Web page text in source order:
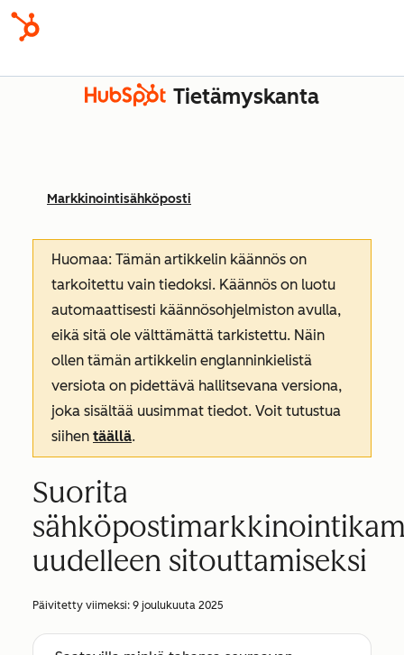
Tietämyskanta
Markkinointisähköposti
Huomaa: Tämän artikkelin käännös on
tarkoitettu vain tiedoksi. Käännös on luotu
automaattisesti käännösohjelmiston avulla,
eikä sitä ole välttämättä tarkistettu. Näin
ollen tämän artikkelin englanninkielistä
versiota on pidettävä hallitsevana versiona,
joka sisältää uusimmat tiedot. Voit tutustua
siihen täällä.
Suorita
uudelleen sitouttamiseksi
Päivitetty viimeksi: 9 joulukuuta 2025